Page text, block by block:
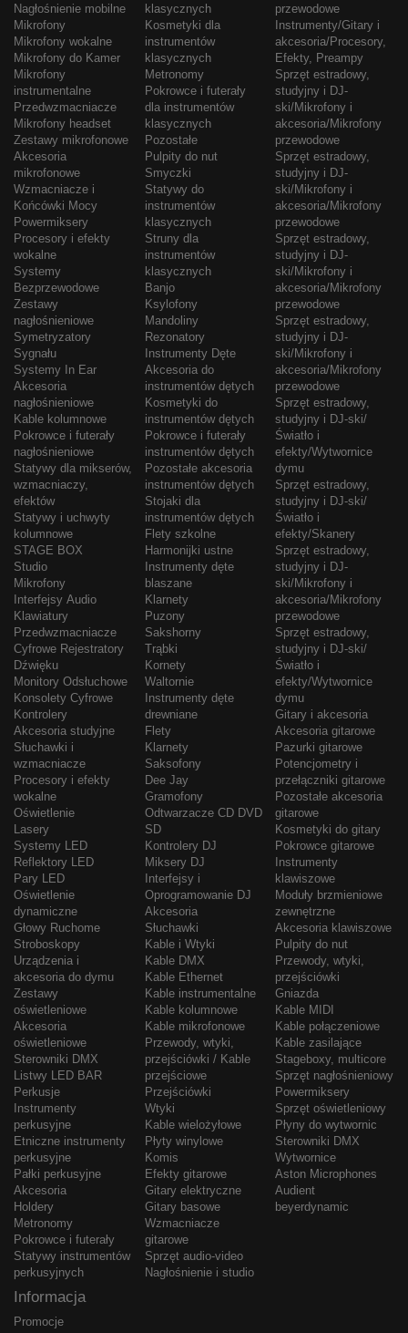
Nagłośnienie mobilne
Mikrofony
Mikrofony wokalne
Mikrofony do Kamer
Mikrofony
instrumentalne
Przedwzmacniacze
Mikrofony headset
Zestawy mikrofonowe
Akcesoria
mikrofonowe
Wzmacniacze i
Końcówki Mocy
Powermiksery
Procesory i efekty
wokalne
Systemy
Bezprzewodowe
Zestawy
nagłośnieniowe
Symetryzatory
Sygnału
Systemy In Ear
Akcesoria
nagłośnieniowe
Kable kolumnowe
Pokrowce i futerały
nagłośnieniowe
Statywy dla mikserów,
wzmacniaczy,
efektów
Statywy i uchwyty
kolumnowe
STAGE BOX
Studio
Mikrofony
Interfejsy Audio
Klawiatury
Przedwzmacniacze
Cyfrowe Rejestratory
Dźwięku
Monitory Odsłuchowe
Konsolety Cyfrowe
Kontrolery
Akcesoria studyjne
Słuchawki i
wzmacniacze
Procesory i efekty
wokalne
Oświetlenie
Lasery
Systemy LED
Reflektory LED
Pary LED
Oświetlenie
dynamiczne
Głowy Ruchome
Stroboskopy
Urządzenia i
akcesoria do dymu
Zestawy
oświetleniowe
Akcesoria
oświetleniowe
Sterowniki DMX
Listwy LED BAR
Perkusje
Instrumenty
perkusyjne
Etniczne instrumenty
perkusyjne
Pałki perkusyjne
Akcesoria
Holdery
Metronomy
Pokrowce i futerały
Statywy instrumentów
perkusyjnych
klasycznych
Kosmetyki dla
instrumentów
klasycznych
Metronomy
Pokrowce i futerały
dla instrumentów
klasycznych
Pozostałe
Pulpity do nut
Smyczki
Statywy do
instrumentów
klasycznych
Struny dla
instrumentów
klasycznych
Banjo
Ksylofony
Mandoliny
Rezonatory
Instrumenty Dęte
Akcesoria do
instrumentów dętych
Kosmetyki do
instrumentów dętych
Pokrowce i futerały
instrumentów dętych
Pozostałe akcesoria
instrumentów dętych
Stojaki dla
instrumentów dętych
Flety szkolne
Harmonijki ustne
Instrumenty dęte
blaszane
Klarnety
Puzony
Sakshorny
Trąbki
Kornety
Waltornie
Instrumenty dęte
drewniane
Flety
Klarnety
Saksofony
Dee Jay
Gramofony
Odtwarzacze CD DVD
SD
Kontrolery DJ
Miksery DJ
Interfejsy i
Oprogramowanie DJ
Akcesoria
Słuchawki
Kable i Wtyki
Kable DMX
Kable Ethernet
Kable instrumentalne
Kable kolumnowe
Kable mikrofonowe
Przewody, wtyki,
przejściówki / Kable
przejściowe
Przejściówki
Wtyki
Kable wielożyłowe
Płyty winylowe
Komis
Efekty gitarowe
Gitary elektryczne
Gitary basowe
Wzmacniacze
gitarowe
Sprzęt audio-video
Nagłośnienie i studio
przewodowe
Instrumenty/Gitary i
akcesoria/Procesory,
Efekty, Preampy
Sprzęt estradowy,
studyjny i DJ-
ski/Mikrofony i
akcesoria/Mikrofony
przewodowe
Sprzęt estradowy,
studyjny i DJ-
ski/Mikrofony i
akcesoria/Mikrofony
przewodowe
Sprzęt estradowy,
studyjny i DJ-
ski/Mikrofony i
akcesoria/Mikrofony
przewodowe
Sprzęt estradowy,
studyjny i DJ-
ski/Mikrofony i
akcesoria/Mikrofony
przewodowe
Sprzęt estradowy,
studyjny i DJ-ski/
Światło i
efekty/Wytwornice
dymu
Sprzęt estradowy,
studyjny i DJ-ski/
Światło i
efekty/Skanery
Sprzęt estradowy,
studyjny i DJ-
ski/Mikrofony i
akcesoria/Mikrofony
przewodowe
Sprzęt estradowy,
studyjny i DJ-ski/
Światło i
efekty/Wytwornice
dymu
Gitary i akcesoria
Akcesoria gitarowe
Pazurki gitarowe
Potencjometry i
przełączniki gitarowe
Pozostałe akcesoria
gitarowe
Kosmetyki do gitary
Pokrowce gitarowe
Instrumenty
klawiszowe
Moduły brzmieniowe
zewnętrzne
Akcesoria klawiszowe
Pulpity do nut
Przewody, wtyki,
przejściówki
Gniazda
Kable MIDI
Kable połączeniowe
Kable zasilające
Stageboxy, multicore
Sprzęt nagłośnieniowy
Powermiksery
Sprzęt oświetleniowy
Płyny do wytwornic
Sterowniki DMX
Wytwornice
Aston Microphones
Audient
beyerdynamic
Informacja
Promocje